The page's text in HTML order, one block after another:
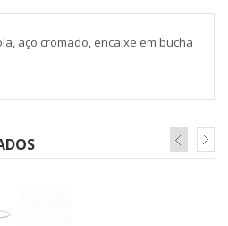
aço cromado, encaixe em bucha